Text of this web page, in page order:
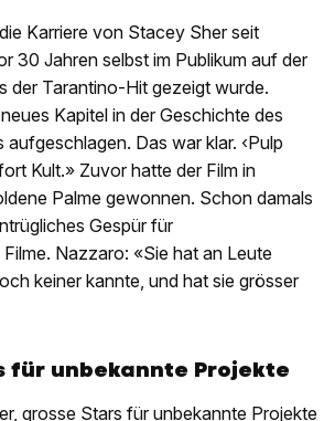
Karriere von Stacey Sher seit
30 Jahren selbst im Publikum auf der
der Tarantino-Hit gezeigt wurde.
Kapitel in der Geschichte des
aufgeschlagen. Das war klar. ‹Pulp
Kult.» Zuvor hatte der Film in
Palme gewonnen. Schon damals
Gespür für
Nazzaro: «Sie hat an Leute
keiner kannte, und hat sie grösser
für unbekannte Projekte
grosse Stars für unbekannte Projekte